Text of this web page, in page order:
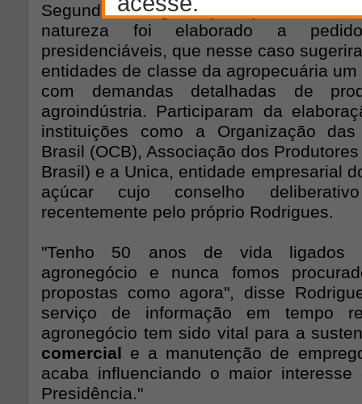
Segundo Rodrigues, pela primeira
natureza foi elaborado a
presidenciáveis, que nesse caso
entidades de classe da agropecuária
com demandas detalhadas de
agroindústria. Participaram da
instituições como a Organização
Brasil (OCB), Associação dos
Brasil) e a Unica, entidade empresarial
açúcar cujo conselho
recentemente pelo próprio Rodrigues.
"Tenho 50 anos de vida ligados
agronegócio e nunca fomos
propostas como agora", disse
serviço de informação em tempo
agronegócio tem sido vital para a
comercial e a manutenção de
acaba influenciando o maior
Presidência."